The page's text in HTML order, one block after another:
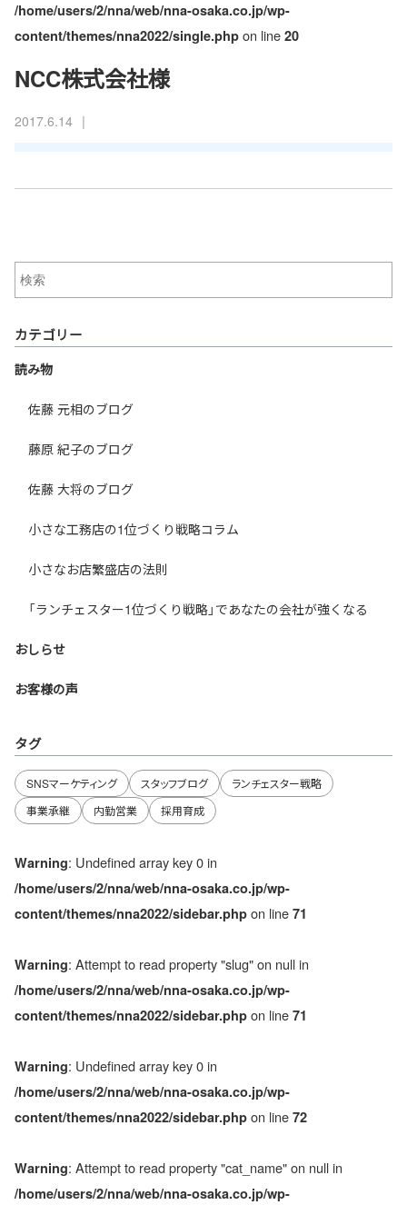
/home/users/2/nna/web/nna-osaka.co.jp/wp-
content/themes/nna2022/single.php on line 20
NCC株式会社様
2017.6.14 |
カテゴリー
読み物
佐藤 元相のブログ
藤原 紀子のブログ
佐藤 大将のブログ
小さな工務店の1位づくり戦略コラム
小さなお店繁盛店の法則
「ランチェスター1位づくり戦略」であなたの会社が強くなる
おしらせ
お客様の声
タグ
SNSマーケティング スタッフブログ
ランチェスター戦略
事業承継
内勤営業 採用育成
Warning: Undefined array key 0 in
/home/users/2/nna/web/nna-osaka.co.jp/wp-
content/themes/nna2022/sidebar.php on line 71
Warning: Attempt to read property "slug" on null in
/home/users/2/nna/web/nna-osaka.co.jp/wp-
content/themes/nna2022/sidebar.php on line 71
Warning: Undefined array key 0 in
/home/users/2/nna/web/nna-osaka.co.jp/wp-
content/themes/nna2022/sidebar.php on line 72
Warning: Attempt to read property "cat_name" on null in
/home/users/2/nna/web/nna-osaka.co.jp/wp-